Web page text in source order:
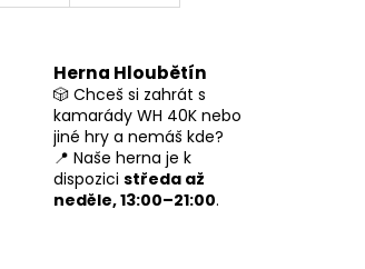
Herna Hloubětín
🎲 Chceš si zahrát s
kamarády WH 40K nebo
jiné hry a nemáš kde?
📍 Naše herna je k
dispozici středa až
neděle, 13:00–21:00.